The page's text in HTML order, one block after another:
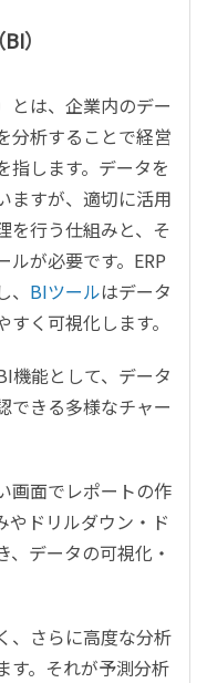
BI）
とは、企業内のデー
分析することで経営
指します。データを
ますが、適切に活用
を行う仕組みと、そ
が必要です。 ERP
BIツールはデータ
く可視化します。
機能として、データ
できる多様なチャー
画面でレポートの作
やドリルダウン・ド
、データの可視化・
、さらに高度な分析
す。それが予測分析